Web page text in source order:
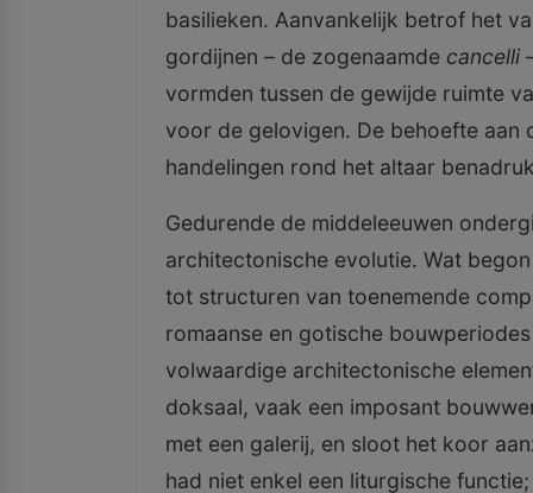
basilieken. Aanvankelijk betrof het
gordijnen – de zogenaamde cancelli
vormden tussen de gewijde ruimte
voor de gelovigen. De behoefte aan
handelingen rond het altaar
Gedurende de middeleeuwen
architectonische evolutie. Wat
tot structuren van toenemende
romaanse en gotische
volwaardige architectonische
doksaal, vaak een imposant
met een galerij, en sloot het koor
had niet enkel een liturgische